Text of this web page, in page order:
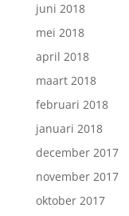
juni 2018
mei 2018
april 2018
maart 2018
februari 2018
januari 2018
december 2017
november 2017
oktober 2017